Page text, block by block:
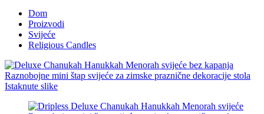
Dom
Proizvodi
Svijeće
Religious Candles